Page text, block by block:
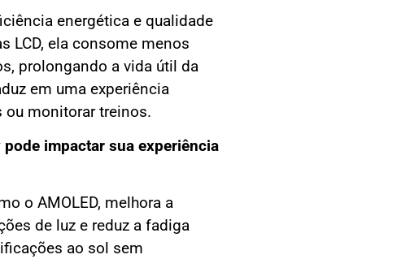
energética e qualidade
LCD, ela consome menos
prolongando a vida útil da
em uma experiência
ou monitorar treinos.
impactar sua experiência
o AMOLED, melhora a
de luz e reduz a fadiga
ao sol sem